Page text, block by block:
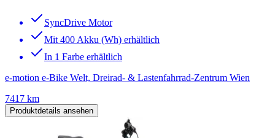
SyncDrive Motor
Mit 400 Akku (Wh) erhältlich
In 1 Farbe erhältlich
e-motion e-Bike Welt, Dreirad- & Lastenfahrrad-Zentrum Wien
7417 km
Produktdetails ansehen